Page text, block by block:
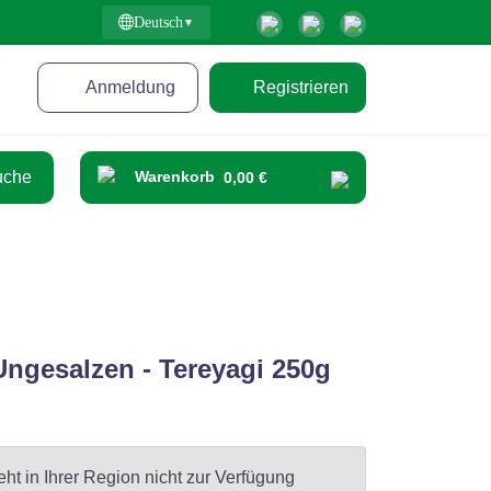
Deutsch
Registrieren
Anmeldung
Warenkorb 0,00 €
- Tereyagi 250g
in Ihrer Region nicht zur Verfügung